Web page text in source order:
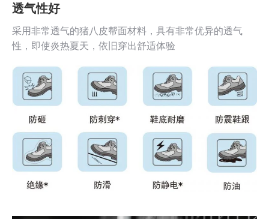
透气性好
采用非常透气的猪八皮帮面材料，具有非常优异的透气
性，即使炎热夏天，依旧穿出舒适体验